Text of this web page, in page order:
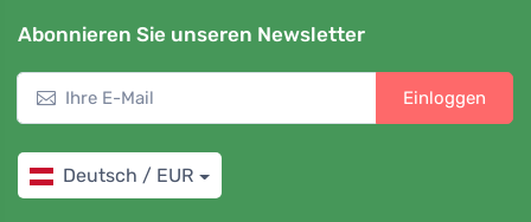
Abonnieren Sie unseren Newsletter
Einloggen
Deutsch / EUR